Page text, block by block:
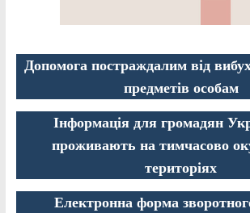
Допомога постраждалим від
предметів особам
Інформація для громадян
проживають на тимчасово
територіях
Електронна форма